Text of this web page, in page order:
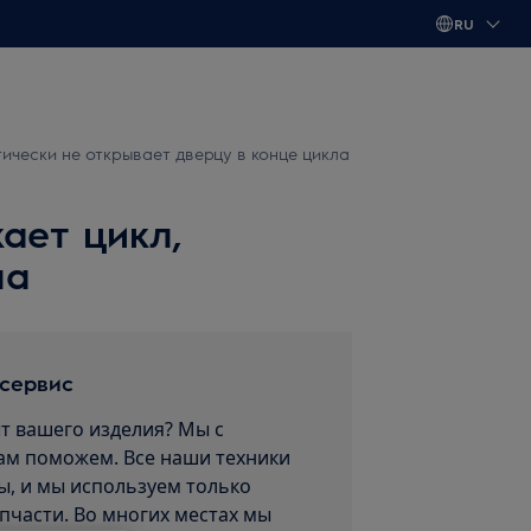
RU
не открывает дверцу в конце цикла
цикл,
вашего изделия? Мы с
поможем. Все наши техники
и мы используем только
Во многих местах мы